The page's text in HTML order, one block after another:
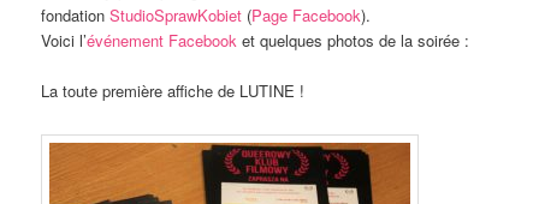
fondationStudioSprawKobiet (Page Facebook).
Voici l’événement Facebook et quelques photos de la soirée :
La toute première affiche de LUTINE !